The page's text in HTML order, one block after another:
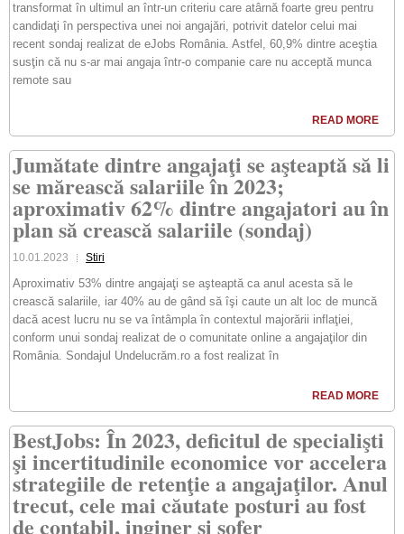
transformat în ultimul an într-un criteriu care atârnă foarte greu pentru
candidaţi în perspectiva unei noi angajări, potrivit datelor celui mai
recent sondaj realizat de eJobs România. Astfel, 60,9% dintre aceştia
susţin că nu s-ar mai angaja într-o companie care nu acceptă munca
remote sau
READ MORE
Jumătate dintre angajaţi se aşteaptă să li
se mărească salariile în 2023;
aproximativ 62% dintre angajatori au în
plan să crească salariile (sondaj)
10.01.2023 Stiri
Aproximativ 53% dintre angajaţi se aşteaptă ca anul acesta să le
crească salariile, iar 40% au de gând să îşi caute un alt loc de muncă
dacă acest lucru nu se va întâmpla în contextul majorării inflaţiei,
conform unui sondaj realizat de o comunitate online a angajaţilor din
România. Sondajul Undelucrăm.ro a fost realizat în
READ MORE
BestJobs: În 2023, deficitul de specialişti
şi incertitudinile economice vor accelera
strategiile de retenţie a angajaţilor. Anul
trecut, cele mai căutate posturi au fost
de contabil, inginer şi şofer